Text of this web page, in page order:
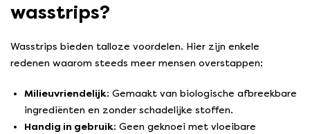
wasstrips?
Wasstrips bieden talloze voordelen. Hier zijn enkele
redenen waarom steeds meer mensen overstappen:
Milieuvriendelijk: Gemaakt van biologische afbreekbare
ingrediënten en zonder schadelijke stoffen.
Handig in gebruik: Geen geknoei met vloeibare